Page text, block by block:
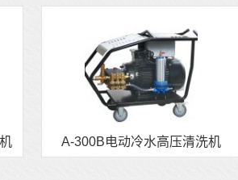
A-300B电动冷水高压清洗机